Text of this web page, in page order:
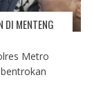
DI MENTENG
Metro